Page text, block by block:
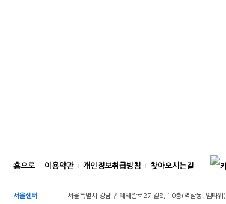
홈으로 이용약관 개인정보취급방침 찾아오시는길
서울센터 서울특별시 강남구 테헤란로27 길8, 10층(역삼동, 엠타워)